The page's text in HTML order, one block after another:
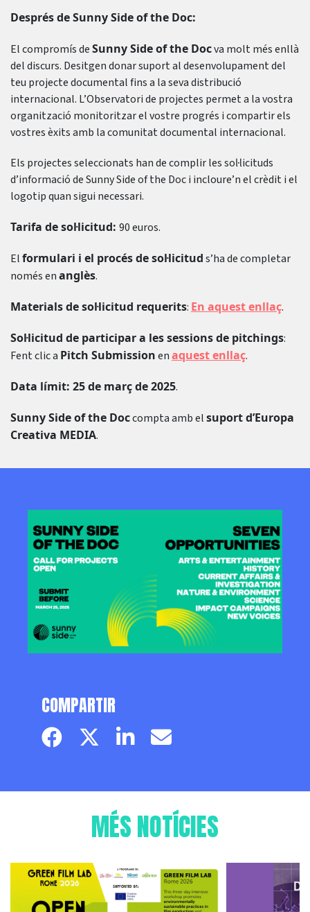
Després de Sunny Side of the Doc:
El compromís deSunny Side of the Docva molt més enllà
del discurs. Desitgen donar suport al desenvolupament del
teu projecte documental fins a la seva distribució
internacional. L’Observatori de projectes permet a la vostra
organització monitoritzar el vostre progrés i compartir els
vostres èxits amb la comunitat documental internacional.
Els projectes seleccionats han de complir les sol·licituds
d’informació de Sunny Side of the Doc i incloure’n el crèdit i el
logotip quan sigui necessari.
Tarifa de sol·licitud: 90 euros.
Elformulari i el procés de sol·licituds’ha de completar
només enanglès.
Materials de sol·licitud requerits: En aquest enllaç.
Sol·licitud de participar a les sessions de pitchings:
Fent clic a Pitch Submissionenaquest enllaç.
Data límit: 25 de març de 2025.
Sunny Side of the Doccompta amb elsuport d’Europa
Creativa MEDIA.
COMPARTIR
Facebook pageTwitter page
LinkedinEmail
MÉS NOTÍCIES